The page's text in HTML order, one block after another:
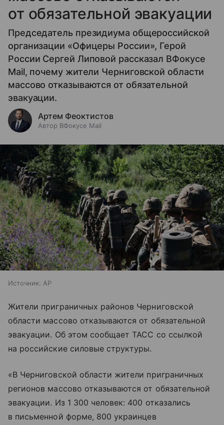
от обязательной эвакуации
Председатель президиума общероссийской
организации «Офицеры России», Герой
России Сергей Липовой рассказал ВФокусе
Mail, почему жители Черниговской области
массово отказываются от обязательной
эвакуации.
Артем Феоктистов
Автор ВФокусе Mail
Источник: AP
Жители приграничных районов Черниговской
области массово отказываются от обязательной
эвакуации. Об этом сообщает ТАСС со ссылкой
на российские силовые структуры.
«В Черниговской области жители приграничных
регионов массово отказываются от обязательной
эвакуации. Из 1 300 человек: 400 отказались
в письменной форме, 800 украинцев